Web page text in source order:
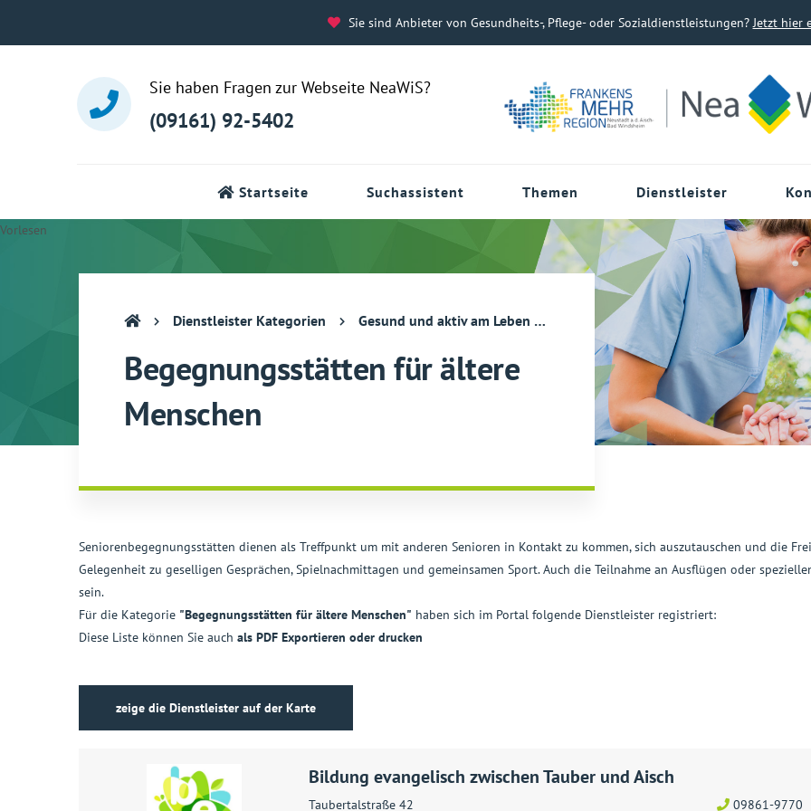
Sie sind Anbieter von Gesundheits-, Pflege- oder Sozialdienstleistungen?Jetzt hier
Sie haben Fragen zur Webseite NeaWiS?
(09161) 92-5402
Startseite Suchassistent Themen Dienstleister
Vorlesen
Dienstleister Kategorien Gesund und aktiv am Leben teilnehmen Begegnungsstätten für
Begegnungsstätten für ältere
Menschen
Seniorenbegegnungsstätten dienen als Treffpunkt um mit anderen Senioren in Kontakt zu kommen, sich auszutauschen und die
Gelegenheit zu geselligen Gesprächen, Spielnachmittagen und gemeinsamen Sport. Auch die Teilnahme an Ausflügen oder
sein.
Für die Kategorie "Begegnungsstätten für ältere Menschen" haben sich im Portal folgende Dienstleister registriert:
Diese Liste können Sie auch als PDF Exportieren oder drucken
zeige die Dienstleister auf der Karte
Bildung evangelisch zwischen Tauber und Aisch
Taubertalstraße 42 09861-9770